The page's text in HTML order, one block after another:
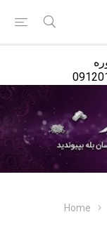
Home